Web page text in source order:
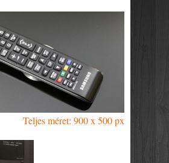
Teljes méret: 900 x 500 px